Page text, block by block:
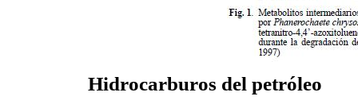
Hidrocarburos del petróleo